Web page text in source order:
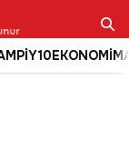
EKONOMİ
Ara